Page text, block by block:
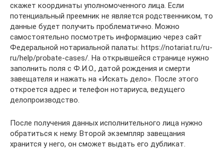
скажет координаты уполномоченного лица. Если
потенциальный преемник не является родственником, то
данные будет получить проблематично. Можно
самостоятельно посмотреть информацию через сайт
Федеральной нотариальной палаты: https://notariat.ru/ru-
ru/help/probate-cases/. На открывшейся странице нужно
заполнить поля с Ф.И.О., датой рождения и смерти
завещателя и нажать на «Искать дело». После этого
откроется адрес и телефон нотариуса, ведущего
делопроизводство.
После получения данных исполнительного лица нужно
обратиться к нему. Второй экземпляр завещания
хранится у него, он сможет выдать его дубликат.